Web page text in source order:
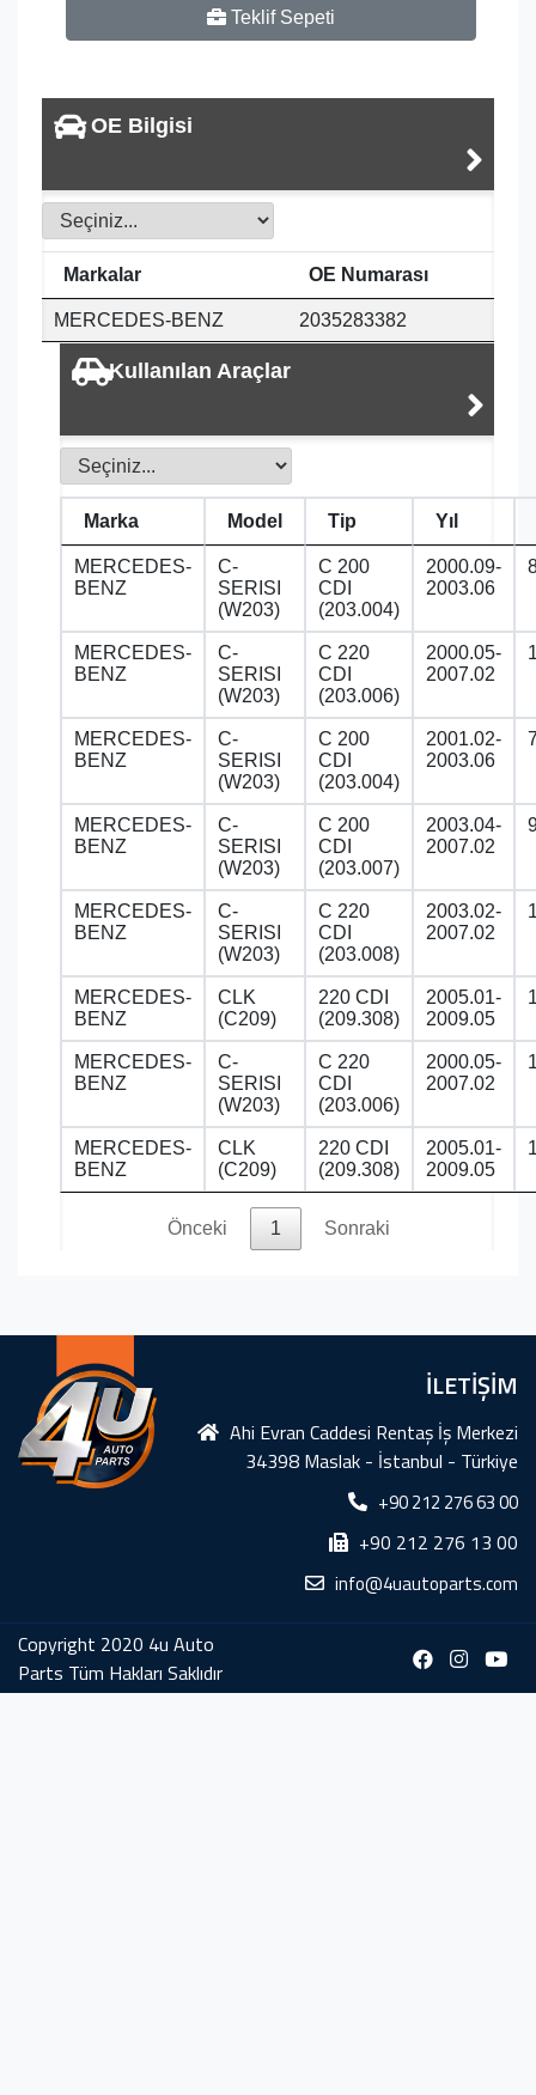
Teklif Sepeti
OE Bilgisi
Markalar OE Numarası
MERCEDES-BENZ 2035283382
Kullanılan Araçlar
Marka Model Tip Yıl
MERCEDES-
BENZ
C-
SERISI
(W203)
C 200
CDI
(203.004)
2000.09-
2003.06
MERCEDES-
BENZ
C-
SERISI
(W203)
C 220
CDI
(203.006)
2000.05-
2007.02
MERCEDES-
BENZ
C-
SERISI
(W203)
C 200
CDI
(203.004)
2001.02-
2003.06
MERCEDES-
BENZ
C-
SERISI
(W203)
C 200
CDI
(203.007)
2003.04-
2007.02
MERCEDES-
BENZ
C-
SERISI
(W203)
C 220
CDI
(203.008)
2003.02-
2007.02
MERCEDES-
BENZ
CLK
(C209)
220 CDI
(209.308)
2005.01-
2009.05
MERCEDES-
BENZ
C-
SERISI
(W203)
C 220
CDI
(203.006)
2000.05-
2007.02
MERCEDES-
BENZ
CLK
(C209)
220 CDI
(209.308)
2005.01-
2009.05
Önceki 1 Sonraki
İLETİŞİM
Ahi Evran Caddesi Rentaş İş Merkezi
34398 Maslak - İstanbul - Türkiye
+90 212 276 63 00
+90 212 276 13 00
info@4uautoparts.com
Copyright 2020 4u Auto
Parts Tüm Hakları Saklıdır